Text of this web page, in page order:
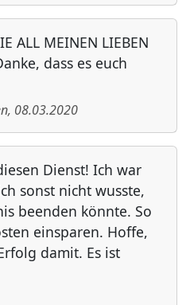
ALL MEINEN LIEBEN
dass es euch
, 08.03.2020
Dienst! Ich war
sonst nicht wusste,
beenden könnte. So
einsparen. Hoffe,
damit. Es ist